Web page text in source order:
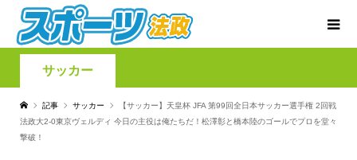
サッカー
記事 サッカー
【サッカー】天皇杯 JFA 第99回全日本サッカー選手権 2回戦
法政大2-0東京ヴェルディ 今日の主役は俺たちだ！松澤彰と橋本陸のゴールでプロを堂々
撃破！